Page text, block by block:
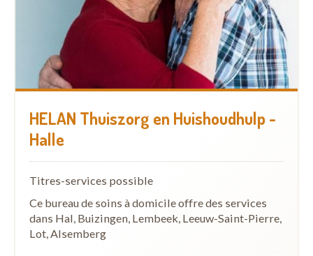
HELAN Thuiszorg en Huishoudhulp -
Halle
Titres-services possible
Ce bureau de soins à domicile offre des services
dans Hal, Buizingen, Lembeek, Leeuw-Saint-Pierre,
Lot, Alsemberg